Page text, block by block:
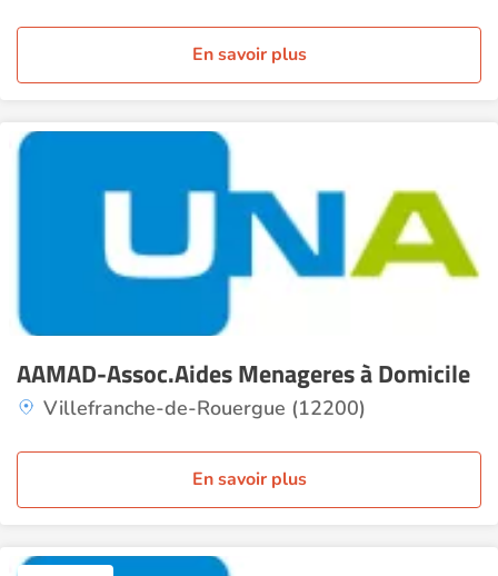
En savoir plus
AAMAD-Assoc.Aides Menageres à Domicile
Villefranche-de-Rouergue (12200)
En savoir plus